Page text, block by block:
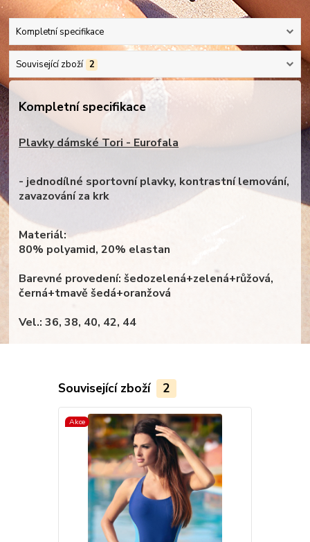
Kompletní specifikace
Související zboží 2
Kompletní specifikace
Plavky dámské Tori - Eurofala
- jednodílné sportovní plavky, kontrastní lemování,
zavazování za krk
Materiál:
80% polyamid, 20% elastan
Barevné provedení: šedozelená+zelená+růžová,
černá+tmavě šedá+oranžová
Vel.: 36, 38, 40, 42, 44
Související zboží 2
Akce